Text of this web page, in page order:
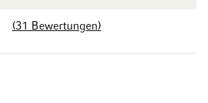
31 Bewertungen